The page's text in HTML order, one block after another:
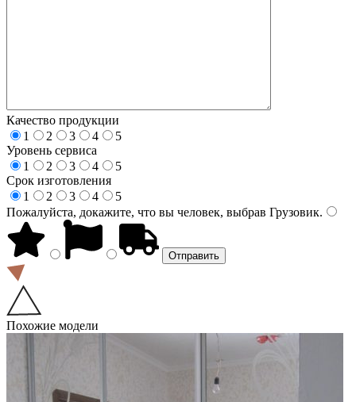
Качество продукции
1
2 3 4
5
Уровень сервиса
1
2 3 4
5
Срок изготовления
1
2 3 4
5
Пожалуйста, докажите, что вы человек, выбрав Грузовик.
Похожие модели